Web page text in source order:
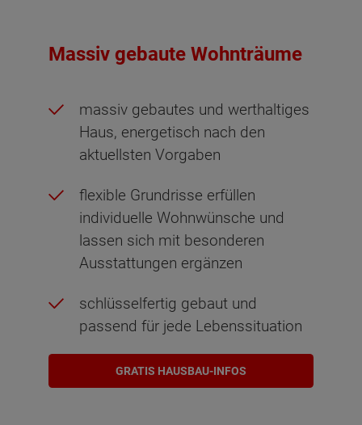
Massiv gebaute Wohnträume
massiv gebautes und werthaltiges
Haus, energetisch nach den
aktuellsten Vorgaben
flexible Grundrisse erfüllen
individuelle Wohnwünsche und
lassen sich mit besonderen
Ausstattungen ergänzen
schlüsselfertig gebaut und
passend für jede Lebenssituation
GRATIS HAUSBAU-INFOS